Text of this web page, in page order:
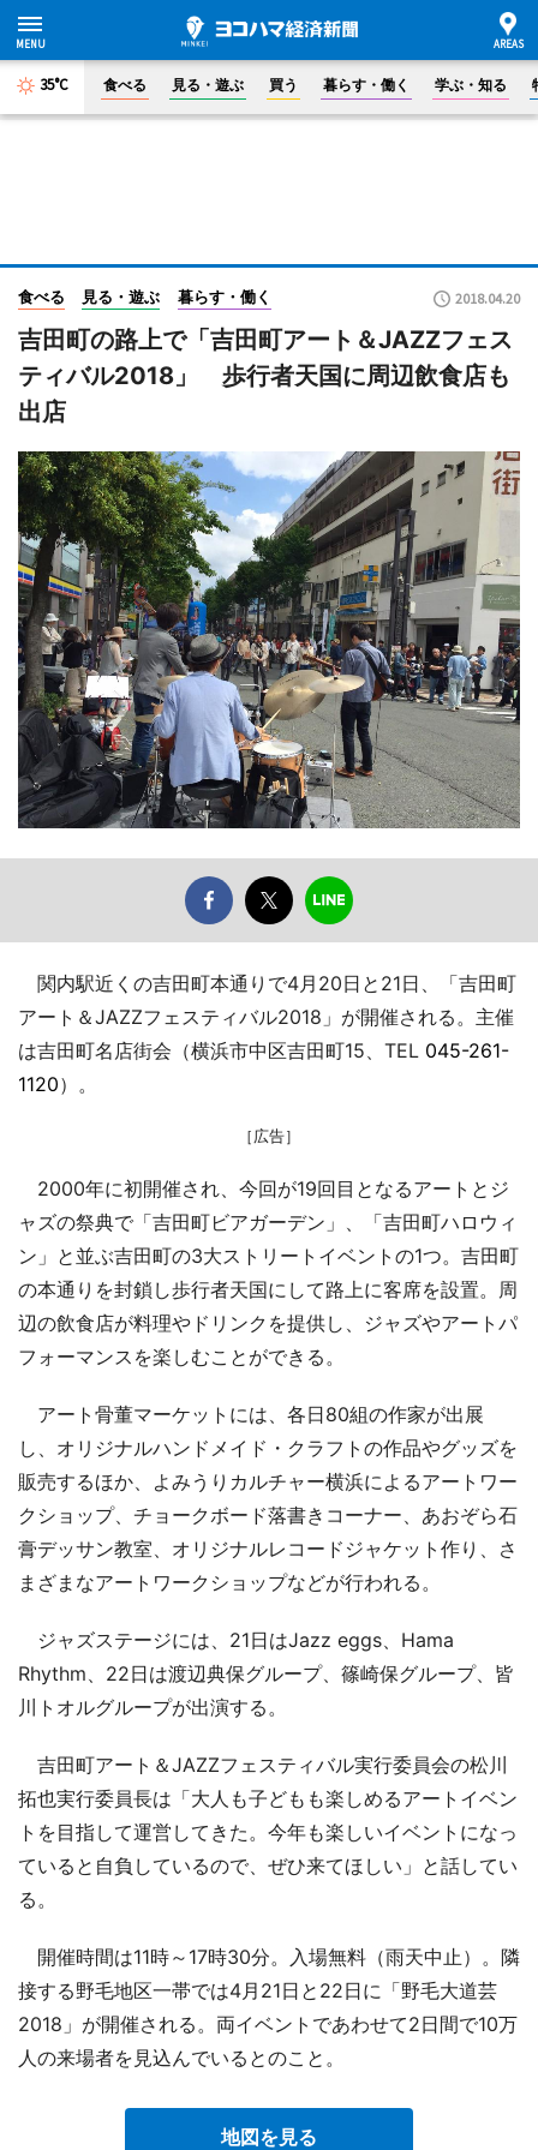
35°C 食べる 見る・遊ぶ 買う 暮らす・働く 学ぶ・知る
食べる 見る・遊ぶ 暮らす・働く 2018.04.20
吉田町の路上で「吉田町アート＆JAZZフェス
ティバル2018」 歩行者天国に周辺飲食店も
出店
関内駅近くの吉田町本通りで4月20日と21日、「吉田町
アート＆JAZZフェスティバル2018」が開催される。主催
は吉田町名店街会（横浜市中区吉田町15、TEL 045-261-
1120）。
［広告］
2000年に初開催され、今回が19回目となるアートとジ
ャズの祭典で「吉田町ビアガーデン」、「吉田町ハロウィ
ン」と並ぶ吉田町の3大ストリートイベントの1つ。吉田町
の本通りを封鎖し歩行者天国にして路上に客席を設置。周
辺の飲食店が料理やドリンクを提供し、ジャズやアートパ
フォーマンスを楽しむことができる。
アート骨董マーケットには、各日80組の作家が出展
し、オリジナルハンドメイド・クラフトの作品やグッズを
販売するほか、よみうりカルチャー横浜によるアートワー
クショップ、チョークボード落書きコーナー、あおぞら石
膏デッサン教室、オリジナルレコードジャケット作り、さ
まざまなアートワークショップなどが行われる。
ジャズステージには、21日はJazz eggs、Hama
Rhythm、22日は渡辺典保グループ、篠崎保グループ、皆
川トオルグループが出演する。
吉田町アート＆JAZZフェスティバル実行委員会の松川
拓也実行委員長は「大人も子どもも楽しめるアートイベン
トを目指して運営してきた。今年も楽しいイベントになっ
ていると自負しているので、ぜひ来てほしい」と話してい
る。
開催時間は11時～17時30分。入場無料（雨天中止）。隣
接する野毛地区一帯では4月21日と22日に「野毛大道芸
2018」が開催される。両イベントであわせて2日間で10万
人の来場者を見込んでいるとのこと。
地図を見る